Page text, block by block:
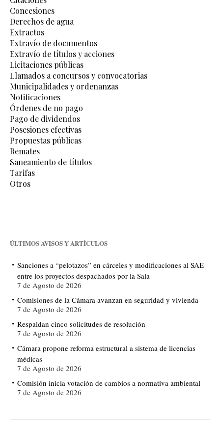
Concesiones
Derechos de agua
Extractos
Extravío de documentos
Extravío de títulos y acciones
Licitaciones públicas
Llamados a concursos y convocatorias
Municipalidades y ordenanzas
Notificaciones
Órdenes de no pago
Pago de dividendos
Posesiones efectivas
Propuestas públicas
Remates
Saneamiento de títulos
Tarifas
Otros
ÚLTIMOS AVISOS Y ARTÍCULOS
Sanciones a “pelotazos” en cárceles y modificaciones al SAE
entre los proyectos despachados por la Sala
7 de Agosto de 2026
Comisiones de la Cámara avanzan en seguridad y vivienda
7 de Agosto de 2026
Respaldan cinco solicitudes de resolución
7 de Agosto de 2026
Cámara propone reforma estructural a sistema de licencias
médicas
7 de Agosto de 2026
Comisión inicia votación de cambios a normativa ambiental
7 de Agosto de 2026